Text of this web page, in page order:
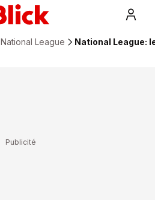
National League National League: